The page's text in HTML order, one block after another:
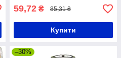
59,72 ₴ 85,31 ₴
Купити
–30%